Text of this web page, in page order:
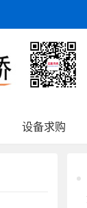
设备求购